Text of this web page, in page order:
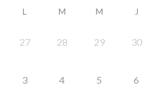
L M M J
27 28 29 30
3 4 5 6